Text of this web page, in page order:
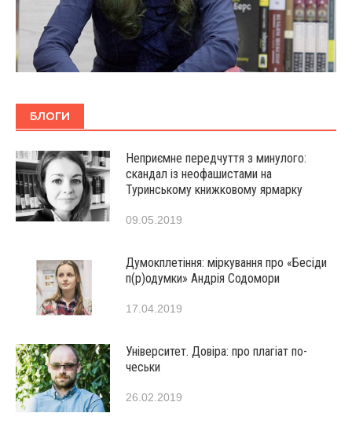
БЛОГИ
Неприємне передчуття з минулого:
скандал із неофашистами на
Туринському книжковому ярмарку
09.05.2019
Думокплетіння: міркування про «Бесіди
п(р)одумки» Андрія Содомори
17.04.2019
Університет. Довіра: про плагіат по-
чеськи
26.02.2019